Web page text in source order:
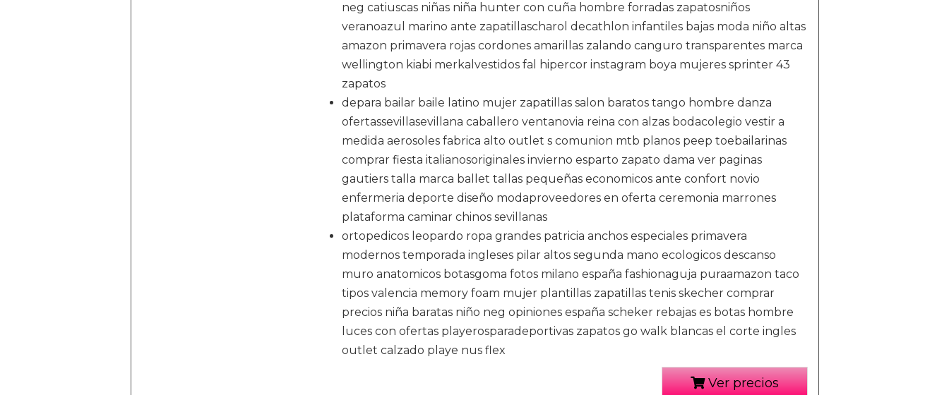
neg catiuscas niñas niña hunter con cuña hombre forradas zapatosniños
veranoazul marino ante zapatillascharol decathlon infantiles bajas moda niño altas
amazon primavera rojas cordones amarillas zalando canguro transparentes marca
wellington kiabi merkalvestidos fal hipercor instagram boya mujeres sprinter 43
zapatos
depara bailar baile latino mujer zapatillas salon baratos tango hombre danza
ofertassevillasevillana caballero ventanovia reina con alzas bodacolegio vestir a
medida aerosoles fabrica alto outlet s comunion mtb planos peep toebailarinas
comprar fiesta italianosoriginales invierno esparto zapato dama ver paginas
gautiers talla marca ballet tallas pequeñas economicos ante confort novio
enfermeria deporte diseño modaproveedores en oferta ceremonia marrones
plataforma caminar chinos sevillanas
ortopedicos leopardo ropa grandes patricia anchos especiales primavera
modernos temporada ingleses pilar altos segunda mano ecologicos descanso
muro anatomicos botasgoma fotos milano españa fashionaguja puraamazon taco
tipos valencia memory foam mujer plantillas zapatillas tenis skecher comprar
precios niña baratas niño neg opiniones españa scheker rebajas es botas hombre
luces con ofertas playerosparadeportivas zapatos go walk blancas el corte ingles
outlet calzado playe nus flex
Ver precios